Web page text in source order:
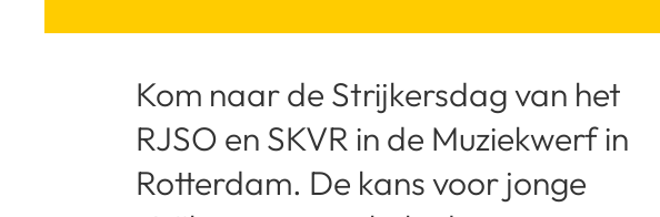
Kom naar de Strijkersdag van het
RJSO en SKVR in de Muziekwerf in
Rotterdam. De kans voor jonge